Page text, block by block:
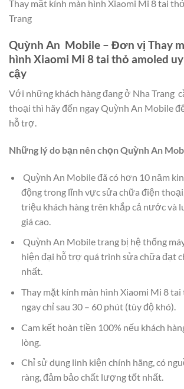
Thay mặt kính màn hình Xiaomi Mi 8 tai
Trang
Quỳnh An Mobile – Đơn vị Thay
hình Xiaomi Mi 8 tai thỏ amoled
cậy
Với những khách hàng đang ở Nha Trang
thoại thì hãy đến ngay Quỳnh An Mobile
hỗ trợ.
Những lý do bạn nên chọn Quỳnh An
Quỳnh An Mobile đã có hơn 10 năm
động trong lĩnh vực sửa chữa điện
triệu khách hàng trên khắp cả nước và
giá cao.
Quỳnh An Mobile trang bị hệ thống
hiện đại hỗ trợ quá trình sửa chữa đạt
nhất.
Thay mặt kính màn hình Xiaomi Mi 8
ngay chỉ sau 30 – 60 phút (tùy độ khó).
Cam kết hoàn tiền 100% nếu khách
lòng.
Chỉ sử dụng linh kiện chính hãng, có
ràng, đảm bảo chất lượng tốt nhất.